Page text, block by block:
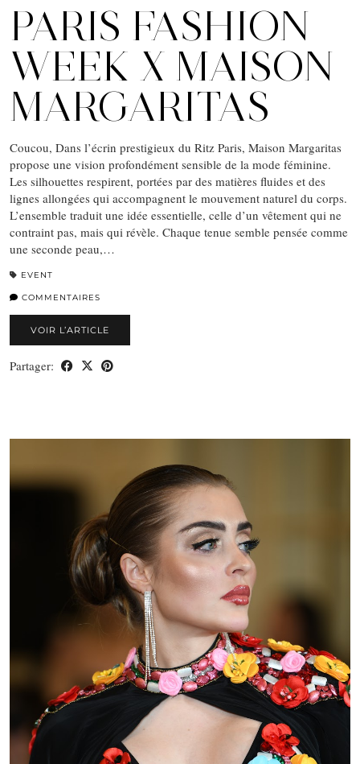
PARIS FASHION
WEEK X MAISON
MARGARITAS
Coucou, Dans l’écrin prestigieux du Ritz Paris, Maison Margaritas
propose une vision profondément sensible de la mode féminine.
Les silhouettes respirent, portées par des matières fluides et des
lignes allongées qui accompagnent le mouvement naturel du corps.
L’ensemble traduit une idée essentielle, celle d’un vêtement qui ne
contraint pas, mais qui révèle. Chaque tenue semble pensée comme
une seconde peau,…
EVENT
COMMENTAIRES
VOIR L’ARTICLE
Partager: